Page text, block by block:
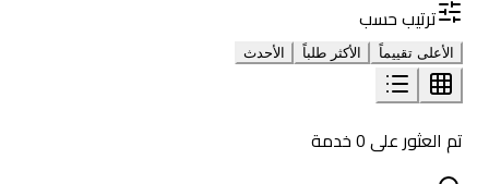
ترتيب حسب
الأعلى تقييماً الأكثر طلباً الأحدث
تم العثور على0خدمة